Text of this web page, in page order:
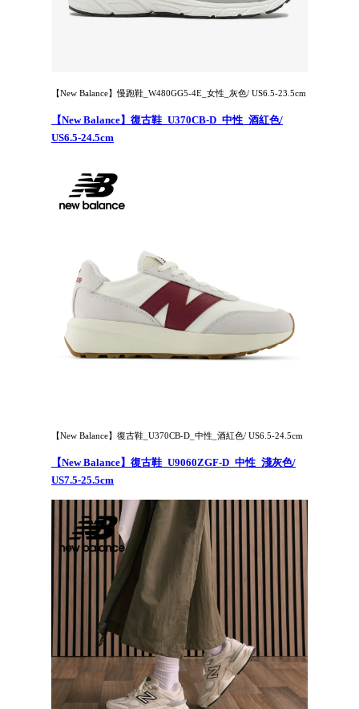
【New Balance】慢跑鞋_W480GG5-4E_女性_灰色/ US6.5-23.5cm
【New Balance】復古鞋_U370CB-D_中性_酒紅色/
US6.5-24.5cm
【New Balance】復古鞋_U370CB-D_中性_酒紅色/ US6.5-24.5cm
【New Balance】復古鞋_U9060ZGF-D_中性_淺灰色/
US7.5-25.5cm